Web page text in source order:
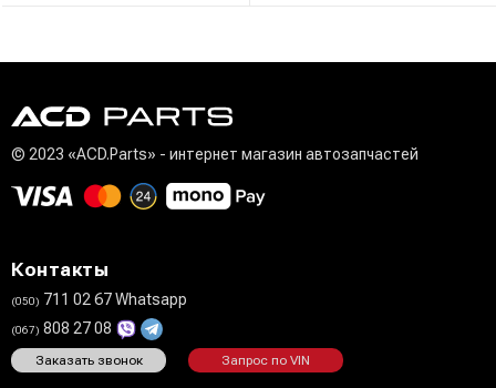
© 2023 «ACD.Parts» - интернет магазин автозапчастей
Контакты
(050) 711 02 67 Whatsapp
(067) 808 27 08
Заказать звонок Запрос по VIN